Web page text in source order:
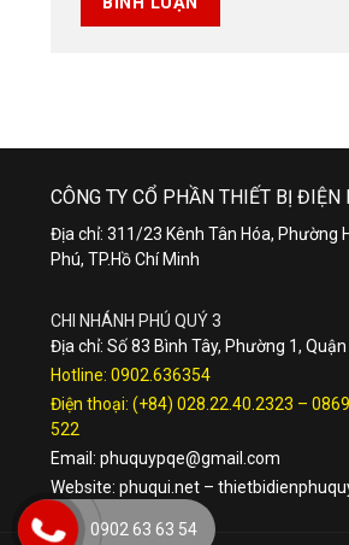
CÔNG TY CỔ PHẦN THIẾT BỊ ĐIỆN
Địa chỉ: 311/23 Kênh Tân Hóa, Phường
Phú, TP.Hồ Chí Minh
CHI NHÁNH PHÚ QUÝ 3
Địa chỉ: Số 83 Bình Tây, Phường 1, Quận
Hotline: 0902.636354
Điện thoại: (+84) 028.22.40.2323 –
522
Email: phuquypqe@gmail.com
Website: phuqui.net –
0902 63 63 54